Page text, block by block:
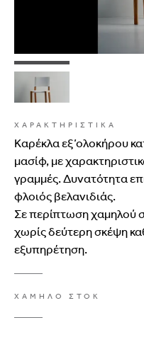
ΧΑΡΑΚΤΗΡΙΣΤΙΚΑ
Καρέκλα εξ’ολοκήρου
μασίφ, με
γραμμές. Δυνατότητα
φλοιός βελανιδιάς.
Σε περίπτωση χαμηλού
χωρίς δεύτερη σκέψη
εξυπηρέτηση.
ΧΑΜΗΛΟ ΣΤΟΚ